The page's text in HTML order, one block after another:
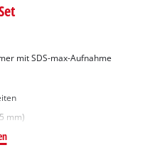
mit SDS-max-Aufnahme
mm)